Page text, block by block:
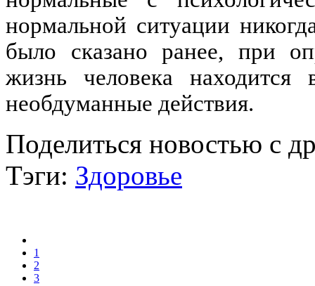
нормальной ситуации
было сказано ранее, при
жизнь человека
необдуманные действия.
Поделиться новостью с
Тэги: Здоровье
1
2
3